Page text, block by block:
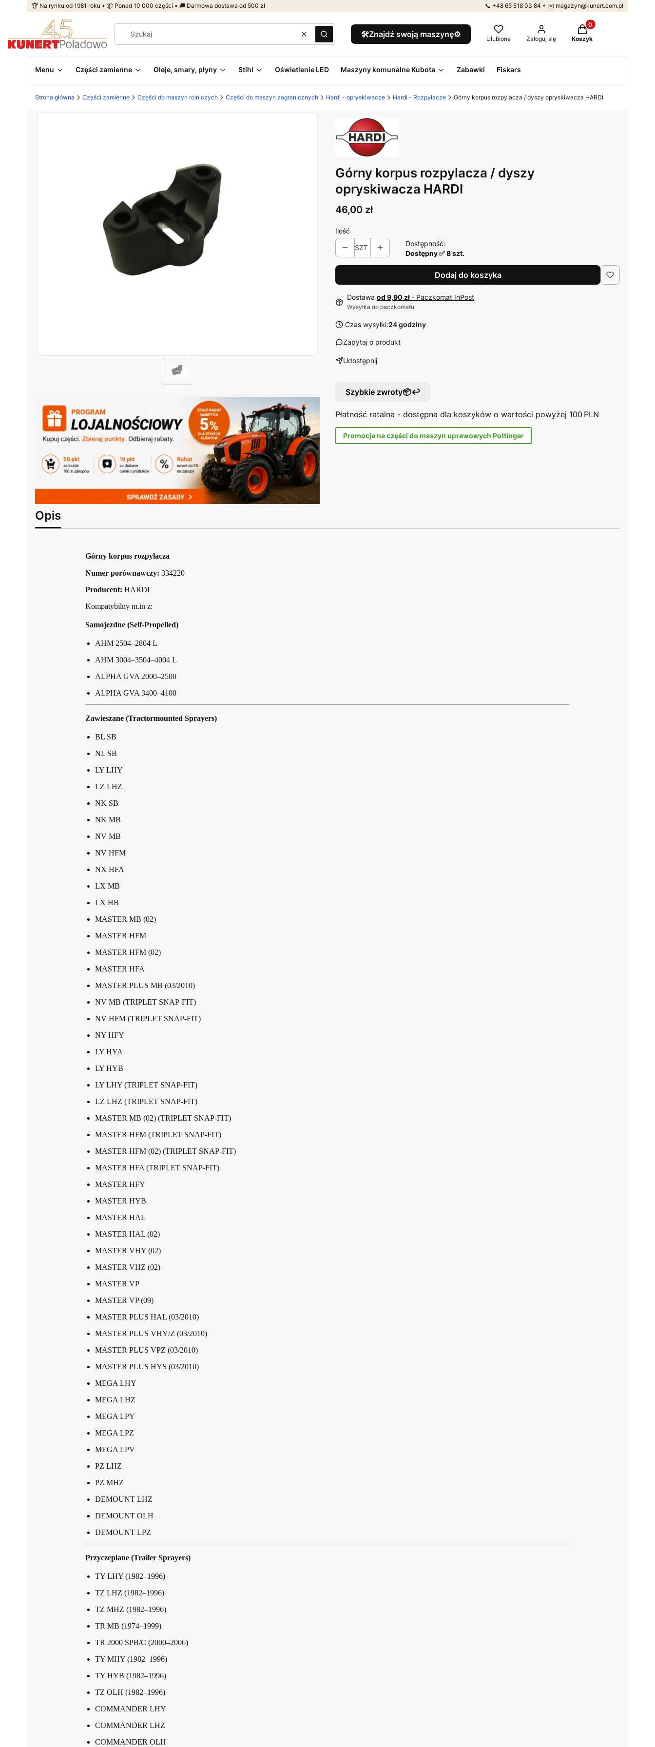
🏆 Na rynku od 1981 roku • 📦 Ponad 10 000 części • 🚚 Darmowa dostawa od 500 zł 📞 +48 65 518 03 84 • ✉️ magazyn@kunert.com.pl
WyczyśćSzukaj 🛠️Znajdź swoją maszynę⚙️ Ulubione Zaloguj się
Produkty w koszyku:
Koszyk
Menu Części zamienne Oleje, smary, płyny Stihl Oświetlenie LED Maszyny komunalne Kubota Zabawki Fiskars
Strona główna Części zamienne Części do maszyn rolniczych Części do maszyn zagranicznych Hardi - opryskiwacze Hardi - Rozpylacze Górny korpus rozpylacza / dyszy opryskiwacza HARDI
Górny korpus rozpylacza / dyszy
opryskiwacza HARDI
Cena
46,00 zł
Ilość
SZT
Dostępność:
Dostępny ✅ 8 szt.
Dodaj do koszyka
Dostawa od 9,90 zł - Paczkomat InPost
Wysyłka do paczkomatu
Czas wysyłki:24 godziny
Zapytaj o produkt
Udostępnij
Szybkie zwroty📦↩️
Płatność ratalna - dostępna dla koszyków o wartości powyżej 100 PLN
Promocja na części do maszyn uprawowych Pottinger
Opis
Górny korpus rozpylacza
Numer porównawczy: 334220
Producent: HARDI
Kompatybilny m.in z:
Samojezdne (Self-Propelled)
AHM 2504–2804 L
AHM 3004–3504–4004 L
ALPHA GVA 2000–2500
ALPHA GVA 3400–4100
Zawieszane (Tractormounted Sprayers)
BL SB
NL SB
LY LHY
LZ LHZ
NK SB
NK MB
NV MB
NV HFM
NX HFA
LX MB
LX HB
MASTER MB (02)
MASTER HFM
MASTER HFM (02)
MASTER HFA
MASTER PLUS MB (03/2010)
NV MB (TRIPLET SNAP-FIT)
NV HFM (TRIPLET SNAP-FIT)
NY HFY
LY HYA
LY HYB
LY LHY (TRIPLET SNAP-FIT)
LZ LHZ (TRIPLET SNAP-FIT)
MASTER MB (02) (TRIPLET SNAP-FIT)
MASTER HFM (TRIPLET SNAP-FIT)
MASTER HFM (02) (TRIPLET SNAP-FIT)
MASTER HFA (TRIPLET SNAP-FIT)
MASTER HFY
MASTER HYB
MASTER HAL
MASTER HAL (02)
MASTER VHY (02)
MASTER VHZ (02)
MASTER VP
MASTER VP (09)
MASTER PLUS HAL (03/2010)
MASTER PLUS VHY/Z (03/2010)
MASTER PLUS VPZ (03/2010)
MASTER PLUS HYS (03/2010)
MEGA LHY
MEGA LHZ
MEGA LPY
MEGA LPZ
MEGA LPV
PZ LHZ
PZ MHZ
DEMOUNT LHZ
DEMOUNT OLH
DEMOUNT LPZ
Przyczepiane (Trailer Sprayers)
TY LHY (1982–1996)
TZ LHZ (1982–1996)
TZ MHZ (1982–1996)
TR MB (1974–1999)
TR 2000 SPB/C (2000–2006)
TY MHY (1982–1996)
TY HYB (1982–1996)
TZ OLH (1982–1996)
COMMANDER LHY
COMMANDER LHZ
COMMANDER OLH